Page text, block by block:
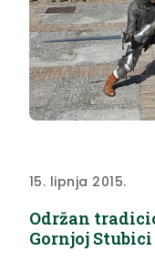
15. lipnja 2015.
Održan
Gornjoj Stubici